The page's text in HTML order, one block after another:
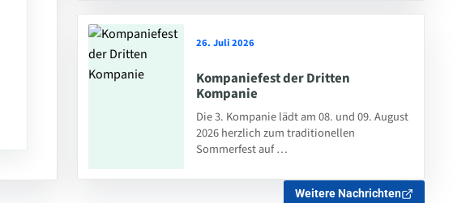
26. Juli 2026
Kompaniefest der Dritten
Kompanie
Die 3. Kompanie lädt am 08. und 09. August
2026 herzlich zum traditionellen
Sommerfest auf …
Weitere Nachrichten